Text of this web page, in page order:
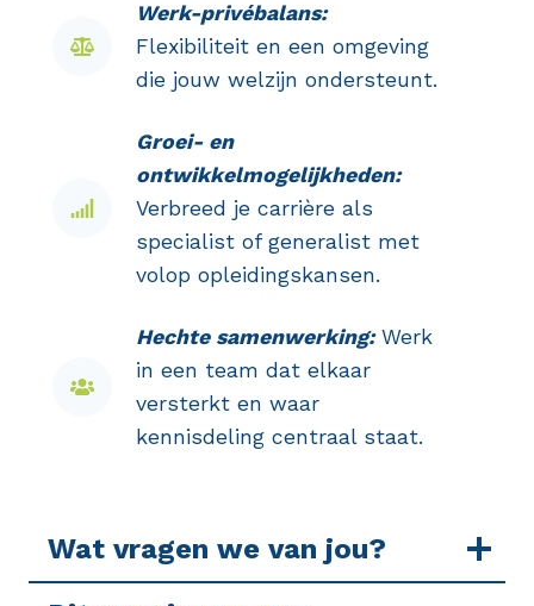
Werk-privébalans:
Flexibiliteit en een omgeving
die jouw welzijn ondersteunt.
Groei- en
ontwikkelmogelijkheden:
Verbreed je carrière als
specialist of generalist met
volop opleidingskansen.
Hechte samenwerking:Werk
in een team dat elkaar
versterkt en waar
kennisdeling centraal staat.
Wat vragen we van jou?